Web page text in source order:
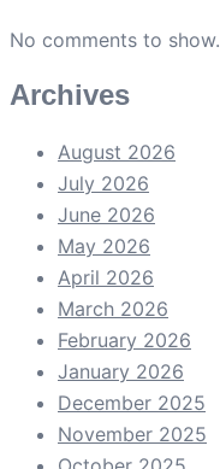
No comments to show.
Archives
August 2026
July 2026
June 2026
May 2026
April 2026
March 2026
February 2026
January 2026
December 2025
November 2025